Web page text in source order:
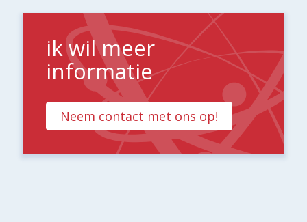
ik wil meer
informatie
Neem contact met ons op!